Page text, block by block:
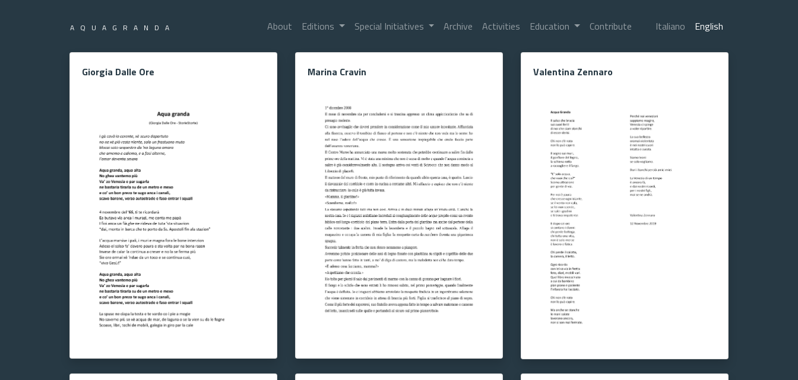
AQUAGRANDA About Editions Special Initiatives Archive Activities Education Contribute Italiano English
Giorgia Dalle Ore Marina Cravin Valentina Zennaro